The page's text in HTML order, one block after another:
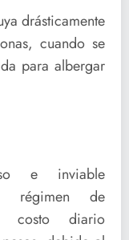
drásticamente
cuando se
para albergar
e inviable
régimen de
costo diario